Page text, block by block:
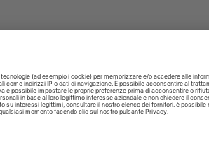
seguire con l’obiettivo di
dei piani d'azione
dell'AMR nei batteri
interventi di riduzione
delle infezioni (IPC).
(compresi nuovi
nelle strutture di assistenza
la resistenza